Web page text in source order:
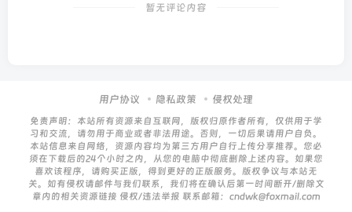
暂无评论内容
用户协议 隐私政策 侵权处理
免责声明：本站所有资源来自互联网，版权归原作者所有，仅供用于学
习和交流，请勿用于商业或者非法用途。否则，一切后果请用户自负。
本站信息来自网络，资源内容均为第三方用户自行上传分享推荐。您必
须在下载后的24个小时之内，从您的电脑中彻底删除上述内容。如果您
喜欢该程序，请购买正版，得到更好的正版服务。版权争议与本站无
关。如有侵权请邮件与我们联系，我们将在确认后第一时间断开/删除文
章内的相关资源链接 侵权/违法举报 联系邮箱：cndwk@foxmail.com